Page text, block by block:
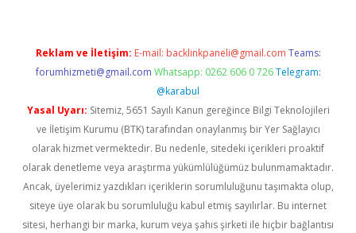
Reklam ve İletişim: E-mail: backlinkpaneli@gmail.com Teams:
forumhizmeti@gmail.com Whatsapp: 0262 606 0 726 Telegram:
@karabul
Yasal Uyarı: Sitemiz, 5651 Sayılı Kanun gereğince Bilgi Teknolojileri
ve İletişim Kurumu (BTK) tarafından onaylanmış bir Yer Sağlayıcı
olarak hizmet vermektedir. Bu nedenle, sitedeki içerikleri proaktif
olarak denetleme veya araştırma yükümlülüğümüz bulunmamaktadır.
Ancak, üyelerimiz yazdıkları içeriklerin sorumluluğunu taşımakta olup,
siteye üye olarak bu sorumluluğu kabul etmiş sayılırlar. Bu internet
sitesi, herhangi bir marka, kurum veya şahıs şirketi ile hiçbir bağlantısı